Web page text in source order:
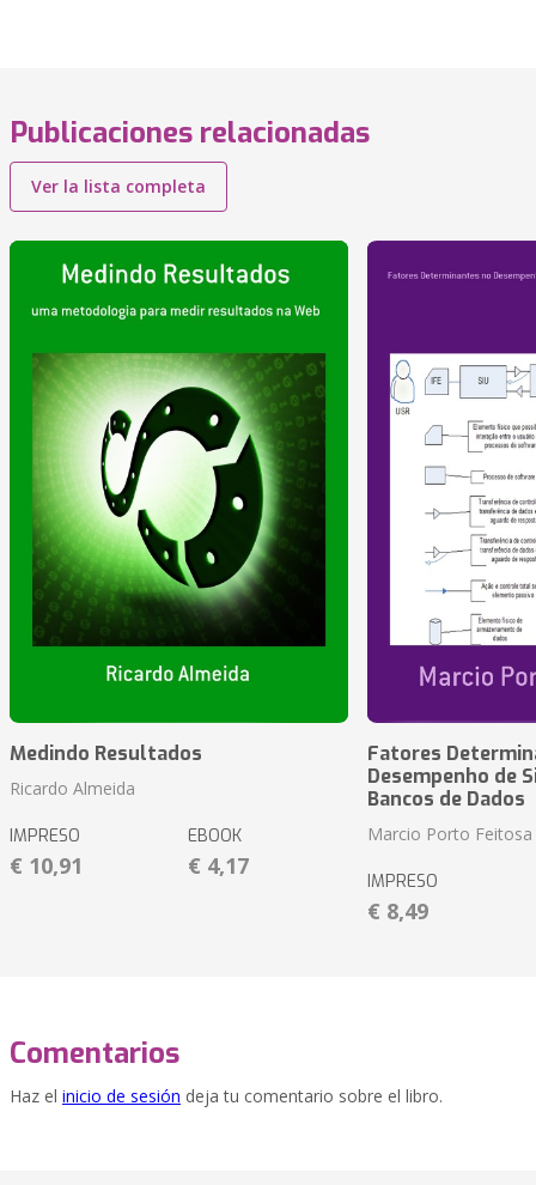
Publicaciones relacionadas
Ver la lista completa
Medindo Resultados
Ricardo Almeida
IMPRESO
€ 10,91
EBOOK
€ 4,17
Fatores
Desempenho de
Bancos de Dados
Marcio Porto Feitosa
IMPRESO
€ 8,49
Comentarios
Haz el inicio de sesión deja tu comentario sobre el libro.